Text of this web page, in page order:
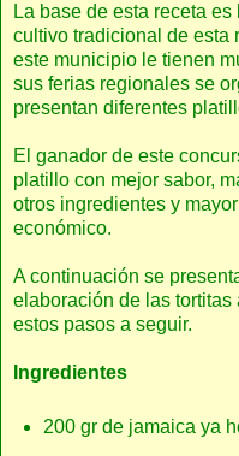
La base de esta receta es
cultivo tradicional de esta
este municipio le tienen
sus ferias regionales se
presentan diferentes
El ganador de este
platillo con mejor sabor,
otros ingredientes y
económico.
A continuación se
elaboración de las
estos pasos a seguir.
Ingredientes
200 gr de jamaica ya